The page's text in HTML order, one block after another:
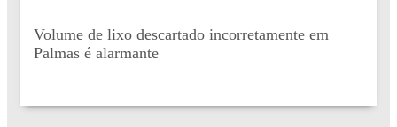
Volume de lixo descartado incorretamente em
Palmas é alarmante